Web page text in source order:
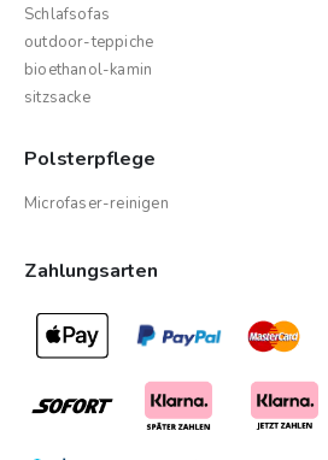
Schlafsofas
outdoor-teppiche
bioethanol-kamin
sitzsacke
Polsterpflege
Microfaser-reinigen
Zahlungsarten